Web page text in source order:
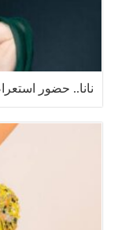
نانا.. حضور